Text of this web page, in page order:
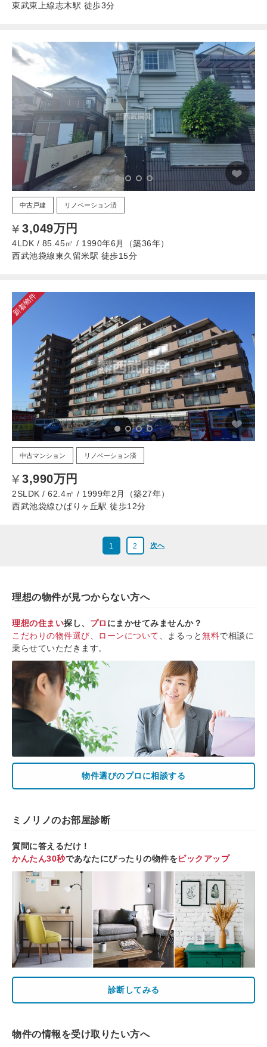
東武東上線志木駅 徒歩3分
中古戸建 リノベーション済
3,049万円
4LDK / 85.45㎡ / 1990年6月（築36年）
西武池袋線東久留米駅 徒歩15分
新着物件
中古マンション リノベーション済
3,990万円
2SLDK / 62.4㎡ / 1999年2月（築27年）
西武池袋線ひばりヶ丘駅 徒歩12分
1 2 次へ
理想の物件が見つからない方へ
理想の住まい探し、 プロ にまかせてみませんか？
こだわりの物件選び
ローンについて 、まるっと無料で相談に
乗らせていただきます。
物件選びのプロに相談する
ミノリノのお部屋診断
質問に答えるだけ！
かんたん30秒であなたにぴったりの物件をピックアップ
診断してみる
物件の情報を受け取りたい方へ